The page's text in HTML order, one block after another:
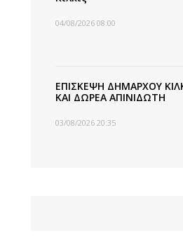
04/08/2026 08:00
ΕΠΙΣΚΕΨΗ ΔΗΜΑΡΧΟΥ
ΚΑΙ ΔΩΡΕΑ ΑΠΙΝΙΔΩΤΗ
03/08/2026 20:35